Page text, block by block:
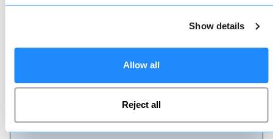
Show details
Allow all
Reject all
onze leraren voor een 5-sterrenervaring.
vriendelijke, deskundige team staat altijd klaar om
team als je hulp nodig hebt.